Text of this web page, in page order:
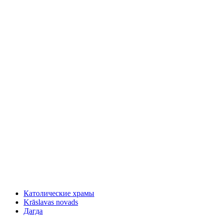
Католические храмы
Krāslavas novads
Дагда